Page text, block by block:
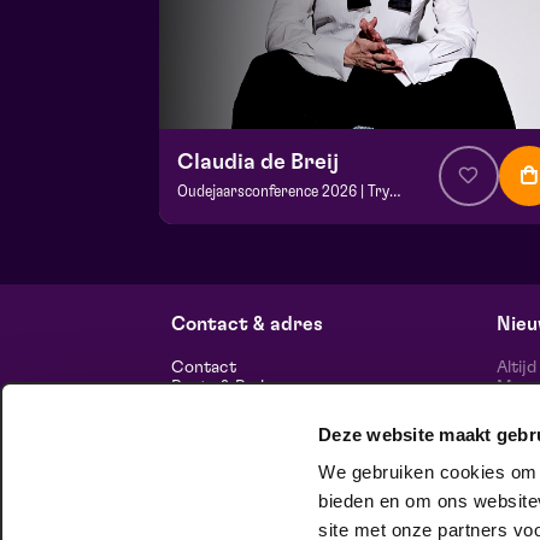
Deze website maakt
We gebruiken cookies
bieden en om ons
site met onze partners
Claudia de Breij
Oudejaarsconference 2026 | Try-out
vr 2 oktober 2026 | 20:15
Contact & adres
Contact
Route & Parkeren
Altijd